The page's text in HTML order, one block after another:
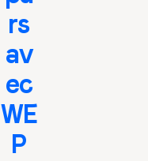
rs
av
ec
WE
P